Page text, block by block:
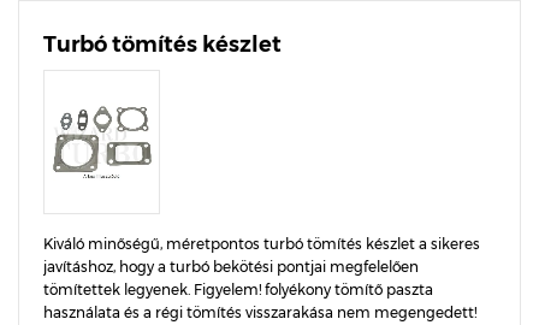
Turbó tömítés készlet
Kiváló minőségű, méretpontos turbó tömítés készlet a sikeres
javításhoz, hogy a turbó bekötési pontjai megfelelően
tömítettek legyenek. Figyelem! folyékony tömítő paszta
használata és a régi tömítés visszarakása nem megengedett!